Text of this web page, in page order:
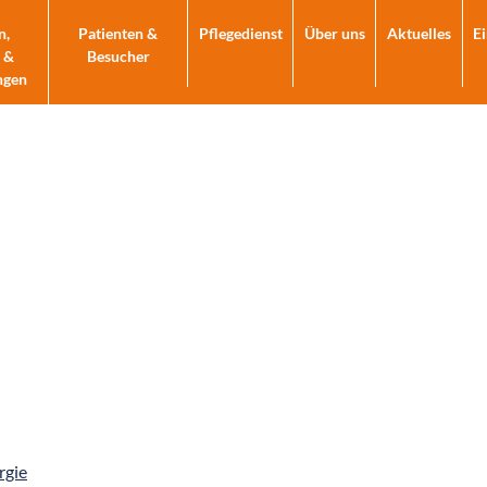
Patienten &
Besucher
Pflegedienst Über uns Aktuelles